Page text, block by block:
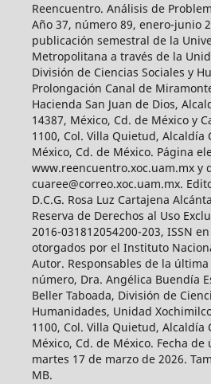
Reencuentro. Análisis de
Año 37, número 89, enero-junio
publicación semestral de la
Metropolitana a través de la
División de Ciencias Sociales y
Prolongación Canal de
Hacienda San Juan de Dios,
14387, México, Cd. de México y
1100, Col. Villa Quietud, Alcaldía
México, Cd. de México. Página
www.reencuentro.xoc.uam.mx y
cuaree@correo.xoc.uam.mx.
D.C.G. Rosa Luz Cartajena
Reserva de Derechos al Uso
2016-031812054200-203, ISSN
otorgados por el Instituto
Autor. Responsables de la
número, Dra. Angélica Buendía
Beller Taboada, División de
Humanidades, Unidad
1100, Col. Villa Quietud, Alcaldía
México, Cd. de México. Fecha
martes 17 de marzo de 2026.
MB.